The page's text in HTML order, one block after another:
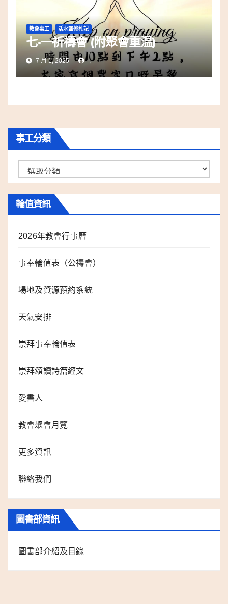
教會事工 活水靈修札記
七·一祈禱會 (附聚會重温)
7 月 1, 2025 ,
事工分類
工
分
輪值資訊
2026年教會行事曆
事奉輪值表（公禱會）
場地及資源預約系統
天氣安排
崇拜事奉輪值表
崇拜頌讀詩篇經文
愛書人
教會聚會月覽
更多資訊
聯絡我們
圖書部資訊
圖書部介紹及目錄